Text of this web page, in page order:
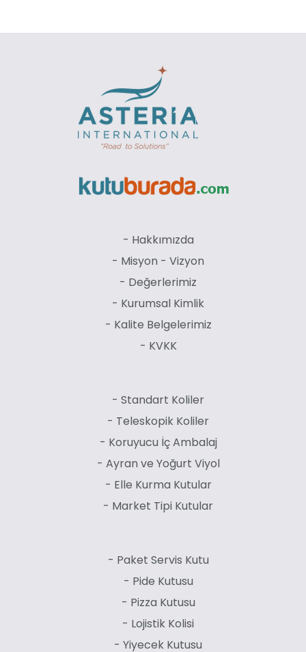
- Hakkımızda
- Misyon - Vizyon
- Değerlerimiz
- Kurumsal Kimlik
- Kalite Belgelerimiz
- KVKK
- Standart Koliler
- Teleskopik Koliler
- Koruyucu İç Ambalaj
- Ayran ve Yoğurt Viyol
- Elle Kurma Kutular
- Market Tipi Kutular
- Paket Servis Kutu
- Pide Kutusu
- Pizza Kutusu
- Lojistik Kolisi
- Yiyecek Kutusu